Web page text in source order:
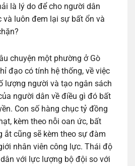
là lý do để cho người dân
và luôn đem lại sự bất ổn và
chuyện một phường ở Gò
đạo có tính hệ thống, về việc
lượng người và tạo ngân sách
người dân về điều gì đó bất
Con số hàng chục tỷ đồng
kèm theo nỗi oan ức, bất
ắt cũng sẽ kèm theo sự đàm
nhân viên công lực. Thái độ
với lực lượng bộ đội so với